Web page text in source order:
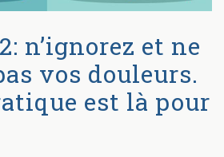
n’ignorez et ne
vos douleurs.
est là pour